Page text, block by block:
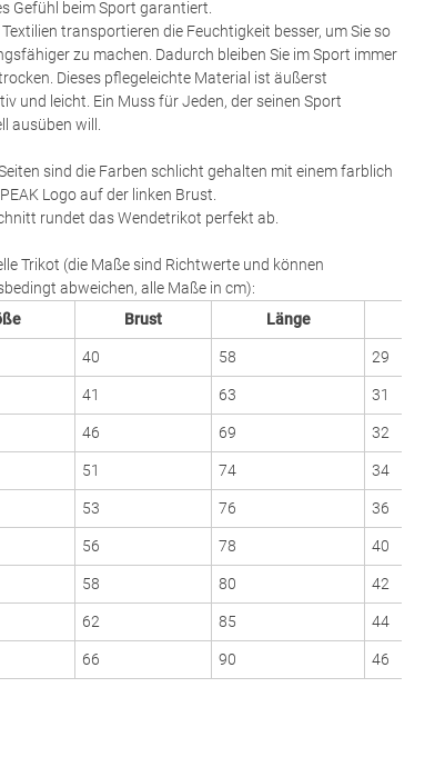
Gefühl beim Sport garantiert.
Textilien transportieren die Feuchtigkeit besser, um Sie so
zu machen. Dadurch bleiben Sie im Sport immer
Dieses pflegeleichte Material ist äußerst
und leicht. Ein Muss für Jeden, der seinen Sport
ausüben will.
sind die Farben schlicht gehalten mit einem farblich
Logo auf der linken Brust.
rundet das Wendetrikot perfekt ab.
Trikot (die Maße sind Richtwerte und können
abweichen, alle Maße in cm):
Brust Länge
40 58 29
41 63 31
46 69 32
51 74 34
53 76 36
56 78 40
58 80 42
62 85 44
66 90 46